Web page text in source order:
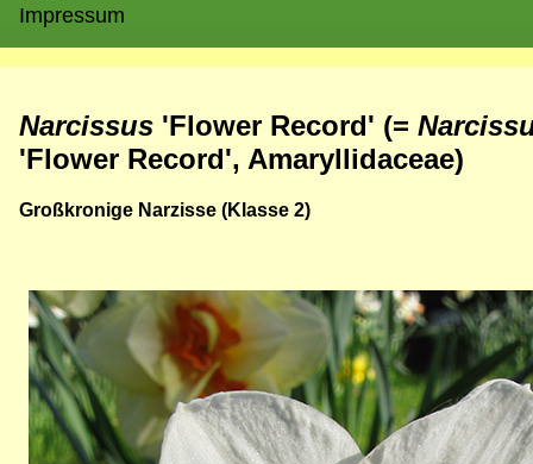
Impressum
Narcissus 'Flower Record' (=
'Flower Record', Amaryllidaceae)
Großkronige Narzisse (Klasse 2)
Bild